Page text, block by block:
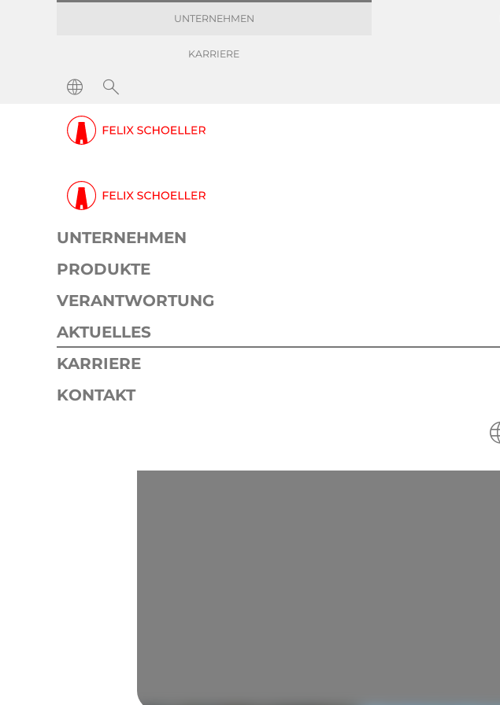
UNTERNEHMEN
KARRIERE
UNTERNEHMEN
PRODUKTE
VERANTWORTUNG
AKTUELLES
KARRIERE
KONTAKT
10. August 2023 1 min